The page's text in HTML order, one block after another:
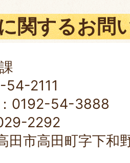
関するお問
54-2111
0192-54-3888
2292
田市高田町字下和